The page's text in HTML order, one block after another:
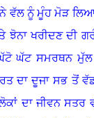
ਵੱਲ ਨੂੰ ਮੂੰਹ ਮੋੜ
ਝੋਨਾ ਖਰੀਦਣ ਦੀ
ਘੱਟ ਸਮਰਥਨ ਮੁੱਲ
ਦਾ ਦੂਜਾ ਸਭ ਤੋਂ
ਦਾ ਜੀਵਨ